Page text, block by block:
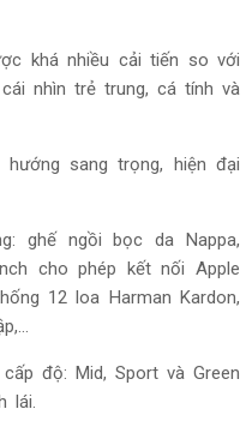
khá nhiều cải tiến so với
nhìn trẻ trung, cá tính và
sang trọng, hiện đại
ghế ngồi bọc da Nappa,
cho phép kết nối Apple
12 loa Harman Kardon,
độ: Mid, Sport và Green
lái.